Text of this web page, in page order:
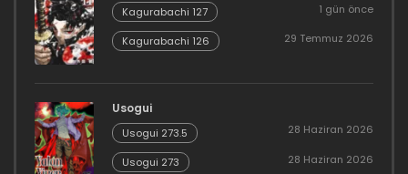
Kagurabachi 127 1 gün önce
Kagurabachi 126 29 Temmuz 2026
Usogui
Usogui 273.5 28 Haziran 2026
Usogui 273 28 Haziran 2026